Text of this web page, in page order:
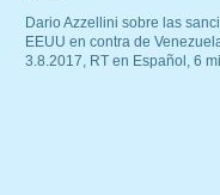
Dario Azzellini sobre las
EEUU en contra de
3.8.2017, RT en Español, 6